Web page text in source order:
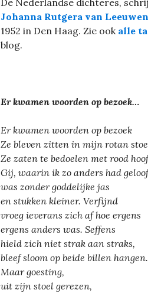
De Nederlandse dichteres,
Johanna Rutgera van Leeuwen
1952 in Den Haag. Zie ook alle
blog.
Er kwamen woorden op bezoek…
Er kwamen woorden op bezoek
Ze bleven zitten in mijn rotan
Ze zaten te bedoelen met rood
Gij, waarin ik zo anders had
was zonder goddelijke jas
en stukken kleiner. Verfijnd
vroeg ieverans zich af hoe ergens
ergens anders was. Seffens
hield zich niet strak aan straks,
bleef sloom op beide billen hangen.
Maar goesting,
uit zijn stoel gerezen,